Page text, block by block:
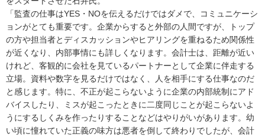
「監査の仕事はYES・NOを伝えるだけではダメで、コミュニケーシ
ョンがとても重要です。企業からすると外部の人間ですが、トップ
の方や担当者とディスカッションやヒアリングを重ねるため関係性
が近くなり、内部事情にも詳しくなります。会計士は、距離が近い
けれど、客観的に会社を見ているパートナーとして企業に伴走する
立場。資料や数字を見るだけではなく、人を相手にする仕事なのだ
と感じます。特に、不正が起こらないように企業の内部統制にアド
バイスしたり、ミスが起こったときに二度同じことが起こらないよ
うにするしくみを作ったりすることなどはやりがいがあります。幼
い頃に憧れていた正義の味方は悪者を倒して終わりでしたが、会計